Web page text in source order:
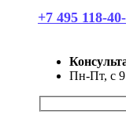
+7 495 118-
Пн-Пт, с